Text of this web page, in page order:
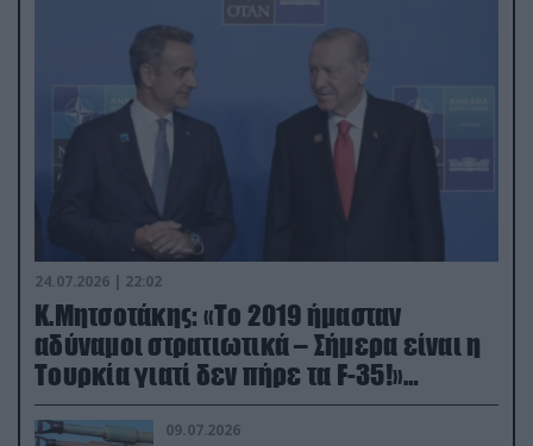
24.07.2026 | 22:02
Κ.Μητσοτάκης: «Το 2019 ήμασταν
αδύναμοι στρατιωτικά – Σήμερα είναι η
Τουρκία γιατί δεν πήρε τα F-35!»
(βίντεο)
09.07.2026